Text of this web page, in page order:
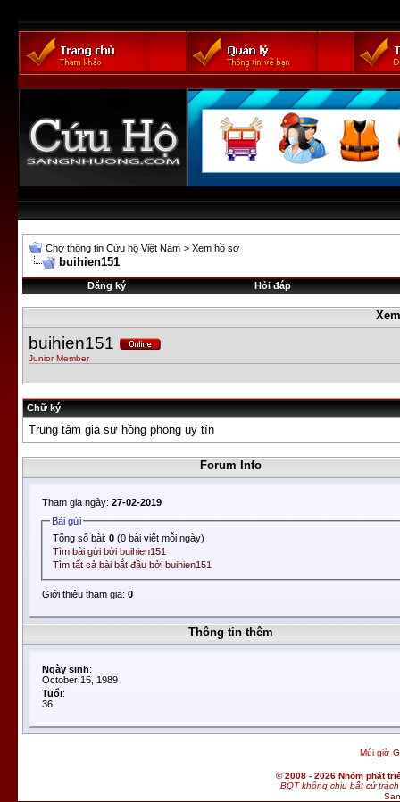
Chợ thông tin Cứu hộ Việt Nam > Xem hồ sơ
buihien151
Đăng ký Hỏi đáp
buihien151
Junior Member
Chữ ký
Trung tâm gia sư hồng phong uy tín
Forum Info
Tham gia ngày: 27-02-2019
Bài gửi
Tổng số bài:0 (0 bài viết mỗi ngày)
Tìm bài gửi bởi buihien151
Tìm tất cả bài bắt đầu bởi buihien151
Giới thiệu tham gia: 0
Thông tin thêm
Ngày sinh:
October 15, 1989
Tuổi:
36
Múi giờ
© 2008 - 2026 Nhóm phát
BQT không chịu bất cứ